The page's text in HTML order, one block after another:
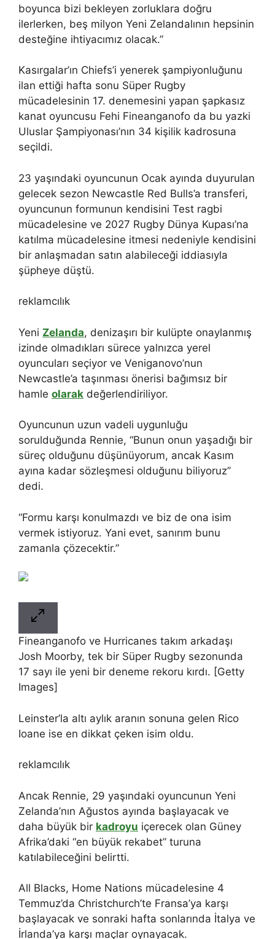
boyunca bizi bekleyen zorluklara doğru
ilerlerken, beş milyon Yeni Zelandalının hepsinin
desteğine ihtiyacımız olacak.”
Kasırgalar’ın Chiefs’i yenerek şampiyonluğunu
ilan ettiği hafta sonu Süper Rugby
mücadelesinin 17. denemesini yapan şapkasız
kanat oyuncusu Fehi Fineanganofo da bu yazki
Uluslar Şampiyonası’nın 34 kişilik kadrosuna
seçildi.
23 yaşındaki oyuncunun Ocak ayında duyurulan
gelecek sezon Newcastle Red Bulls’a transferi,
oyuncunun formunun kendisini Test ragbi
mücadelesine ve 2027 Rugby Dünya Kupası’na
katılma mücadelesine itmesi nedeniyle kendisini
bir anlaşmadan satın alabileceği iddiasıyla
şüpheye düştü.
reklamcılık
Yeni Zelanda, denizaşırı bir kulüpte onaylanmış
izinde olmadıkları sürece yalnızca yerel
oyuncuları seçiyor ve Veniganovo’nun
Newcastle’a taşınması önerisi bağımsız bir
hamle olarak değerlendiriliyor.
Oyuncunun uzun vadeli uygunluğu
sorulduğunda Rennie, “Bunun onun yaşadığı bir
süreç olduğunu düşünüyorum, ancak Kasım
ayına kadar sözleşmesi olduğunu biliyoruz”
dedi.
“Formu karşı konulmazdı ve biz de ona isim
vermek istiyoruz. Yani evet, sanırım bunu
zamanla çözecektir.”
Fineanganofo ve Hurricanes takım arkadaşı
Josh Moorby, tek bir Süper Rugby sezonunda
17 sayı ile yeni bir deneme rekoru kırdı. [Getty
Images]
Leinster’la altı aylık aranın sonuna gelen Rico
Ioane ise en dikkat çeken isim oldu.
reklamcılık
Ancak Rennie, 29 yaşındaki oyuncunun Yeni
Zelanda’nın Ağustos ayında başlayacak ve
daha büyük bir kadroyu içerecek olan Güney
Afrika’daki “en büyük rekabet” turuna
katılabileceğini belirtti.
All Blacks, Home Nations mücadelesine 4
Temmuz’da Christchurch’te Fransa’ya karşı
başlayacak ve sonraki hafta sonlarında İtalya ve
İrlanda’ya karşı maçlar oynayacak.